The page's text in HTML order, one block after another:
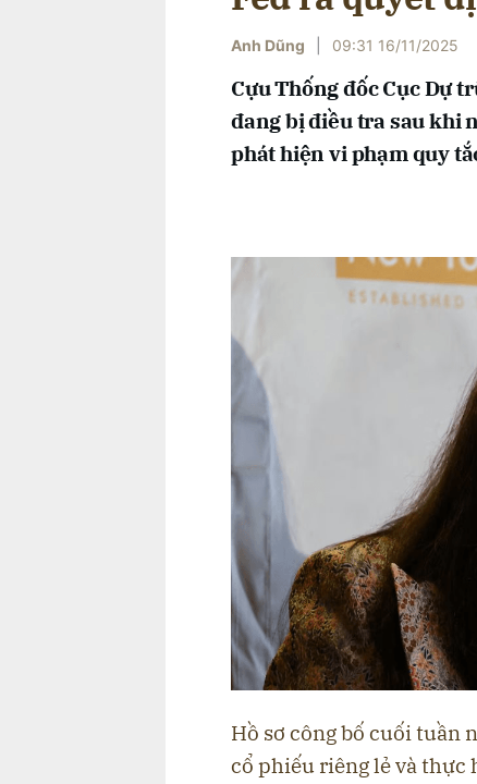
Anh Dũng 09:31 16/11/2025
Cựu Thống đốc Cục Dự
đang bị điều tra sau khi
phát hiện vi phạm quy
Hồ sơ công bố cuối tuần
cổ phiếu riêng lẻ và